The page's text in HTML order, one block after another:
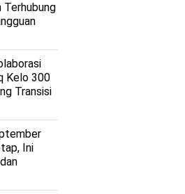
Kelo 300
Transisi
Ini